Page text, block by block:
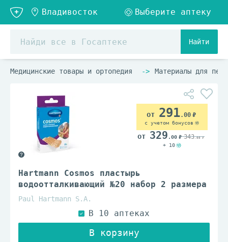
Найти
Медицинские товары и ортопедия Материалы для
Hartmann Cosmos пластырь
водоотталкивающий №20 набор 2 размера
Paul Hartmann S.A.
291.00
с учетом бонусов
329 .00 343.00
+ 10